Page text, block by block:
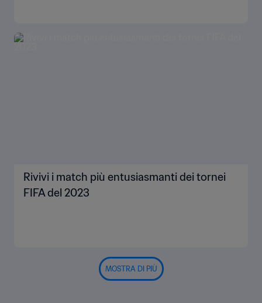
Rivivi i match più entusiasmanti dei tornei
FIFA del 2023
MOSTRA DI PIÙ